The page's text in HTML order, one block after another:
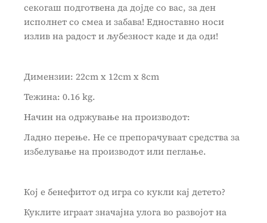
секогаш подготвена да дојде со вас, за ден
исполнет со смеа и забава! Едноставно носи
излив на радост и љубезност каде и да оди!
Димензии: 22cm x 12cm x 8cm
Teжина: 0.16 kg.
Начин на одржување на производот:
Ладно перење. Не се препорачуваат средства за
избелување на производот или пеглање.
Кој е бенефитот од игра со кукли кај детето?
Куклите играат значајна улога во развојот на